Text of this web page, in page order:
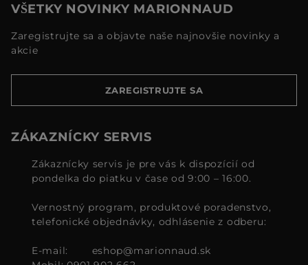
VŠETKY NOVINKY MARIONNAUD
Zaregistrujte sa a objavte naše najnovšie novinky a
akcie
ZAREGISTRUJTE SA
ZÁKAZNÍCKY SERVIS
Zákaznícky servis je pre vás k dispozícií od
pondelka do piatku v čase od 9:00 – 16:00.
Vernostný program, produktové poradenstvo,
telefonické objednávky, odhlásenie z odberu:
E-mail:
eshop@marionnaud.sk